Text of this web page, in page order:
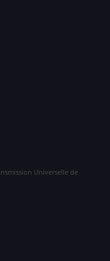
Universelle de